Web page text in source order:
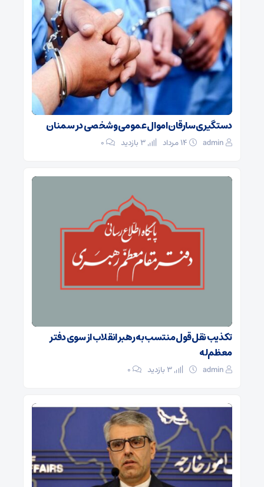
دستگیری سارقان اموال عمومی و شخصی در سمنان
admin ۰
تکذیب نقل قول منتسب به رهبر انقلاب از سوی دفتر
معظم‌له
admin ۰